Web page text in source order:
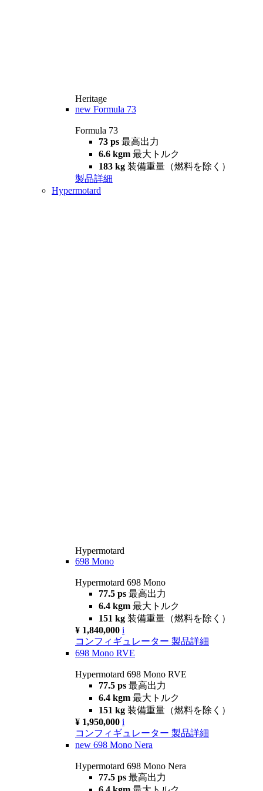
Heritage
new Formula 73
Formula 73
73 ps 最高出力
6.6 kgm 最大トルク
183 kg 装備重量（燃料を除く）
製品詳細
Hypermotard
Hypermotard
698 Mono
Hypermotard 698 Mono
77.5 ps 最高出力
6.4 kgm 最大トルク
151 kg 装備重量（燃料を除く）
¥ 1,840,000 i
コンフィギュレーター 製品詳細
698 Mono RVE
Hypermotard 698 Mono RVE
77.5 ps 最高出力
6.4 kgm 最大トルク
151 kg 装備重量（燃料を除く）
¥ 1,950,000 i
コンフィギュレーター 製品詳細
new 698 Mono Nera
Hypermotard 698 Mono Nera
77.5 ps 最高出力